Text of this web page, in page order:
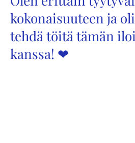
kokonaisuuteen ja
tehdä töitä tämän
kanssa! ❤